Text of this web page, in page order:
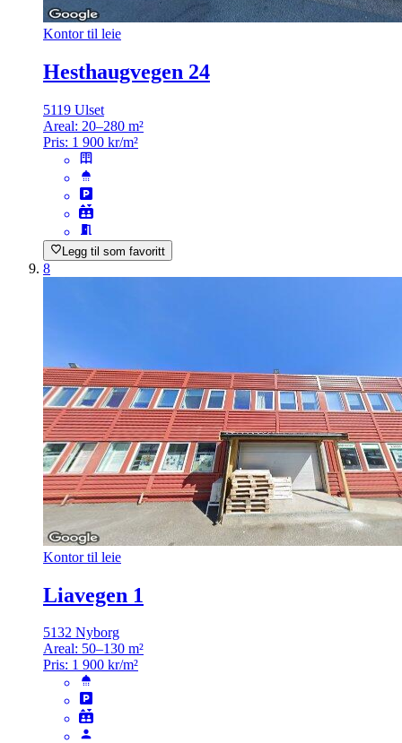
Kontor til leie
Hesthaugvegen 24
5119 Ulset
Areal: 20–280 m²
Pris: 1 900 kr/m²
Legg til som favoritt
8
Kontor til leie
Liavegen 1
5132 Nyborg
Areal: 50–130 m²
Pris: 1 900 kr/m²